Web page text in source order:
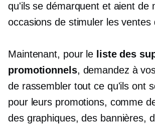
qu'ils se démarquent et aient de
occasions de stimuler les ventes
Maintenant, pour le liste des
promotionnels, demandez à
de rassembler tout ce qu'ils ont
pour leurs promotions, comme
des graphiques, des bannières,